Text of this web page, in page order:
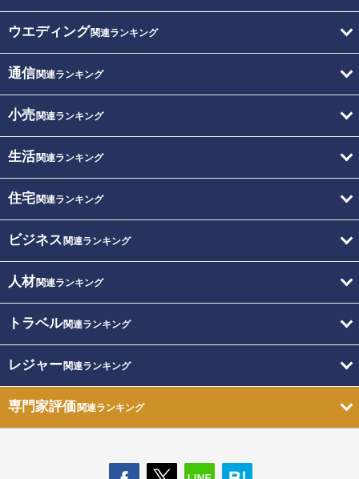
ウエディング関連ランキング
通信関連ランキング
小売関連ランキング
生活関連ランキング
住宅関連ランキング
ビジネス 関連ランキング
人材関連ランキング
トラベル関連ランキング
レジャー関連ランキング
専門家評価関連ランキング